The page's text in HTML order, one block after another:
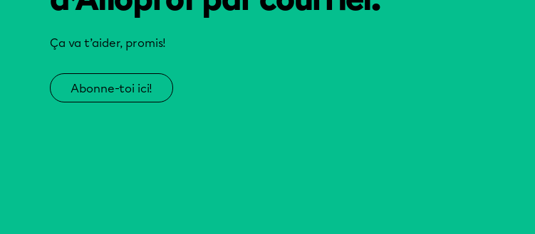
Ça va t’aider, promis!
Abonne-toi ici!